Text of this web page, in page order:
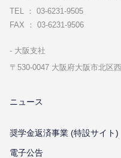
TEL ： 03-6231-9505
FAX ： 03-6231-9506
⼤阪⽀社
〒530-0047 ⼤阪府⼤阪市北区
ニュース
奨学金返済事業 (特設サイト)
電子公告